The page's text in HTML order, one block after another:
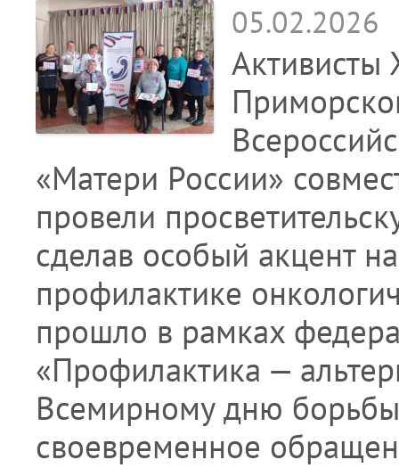
05.02.2026
Активисты
«Матери России»
провели
сделав особый акцент
профилактике
прошло в рамках
«Профилактика —
Всемирному дню
своевременное